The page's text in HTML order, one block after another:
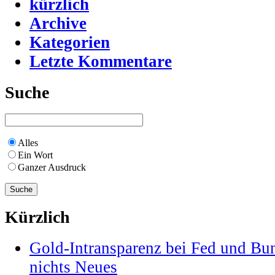
kürzlich
Archive
Kategorien
Letzte Kommentare
Suche
Alles
Ein Wort
Ganzer Ausdruck
Kürzlich
Gold-Intransparenz bei Fed und
nichts Neues